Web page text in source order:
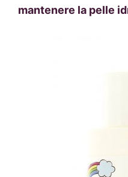
mantenere la pelle